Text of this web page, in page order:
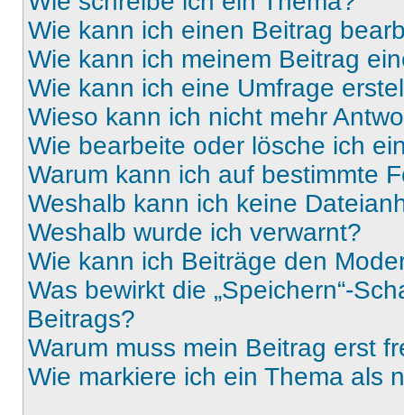
Wie kann ich einen Beitrag
Wie kann ich meinem Beitrag
Wie kann ich eine Umfrage
Wieso kann ich nicht mehr
Wie bearbeite oder lösche ich
Warum kann ich auf bestimmte
Weshalb kann ich keine
Weshalb wurde ich verwarnt?
Wie kann ich Beiträge den
Was bewirkt die „Speichern“-
Beitrags?
Warum muss mein Beitrag erst
Wie markiere ich ein Thema als